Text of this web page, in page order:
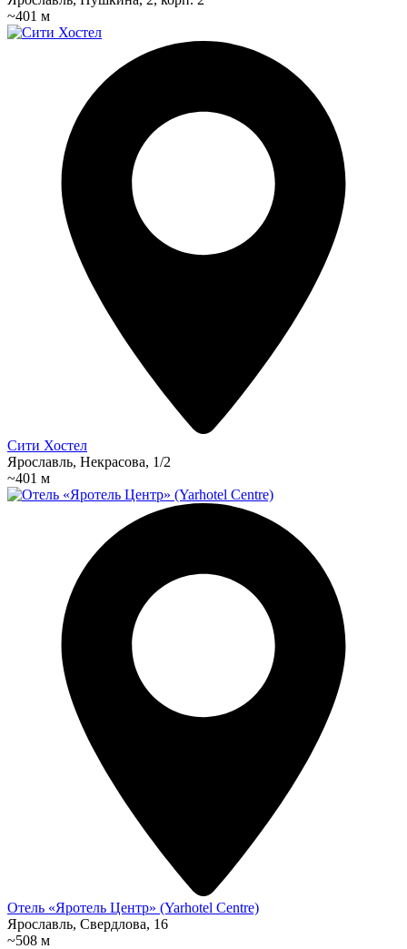
~401 м
Сити Хостел
Ярославль, Некрасова, 1/2
~401 м
Отель «Яротель Центр» (Yarhotel Centre)
Ярославль, Свердлова, 16
~508 м